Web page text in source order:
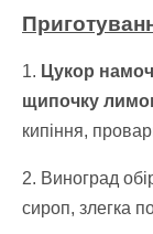
1. Цукор
щипочку
кипіння,
2. Виноград
сироп, злегка